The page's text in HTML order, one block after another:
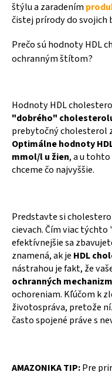
štýlu a zaradením
čistej prírody do svojich
Prečo sú hodnoty HDL
ochranným štítom?
Hodnoty HDL
"dobrého"
prebytočný cholesterol
Optimálne hodnoty
mmol/l u žien, a u
chceme čo najvyššie.
Predstavte si
cievach. Čím viac
efektívnejšie sa
znamená, ak je HDL
nástrahou je fakt, že
ochranných
ochoreniam. Kľúčom k
životospráva, pretože
často spojené práve s
AMAZONIKA TIP:Pre